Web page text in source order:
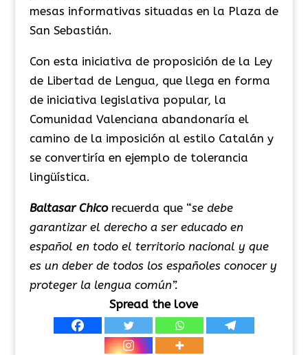
mesas informativas situadas en la Plaza de
San Sebastián.
Con esta iniciativa de proposición de la Ley
de Libertad de Lengua, que llega en forma
de iniciativa legislativa popular, la
Comunidad Valenciana abandonaría el
camino de la imposición al estilo Catalán y
se convertiría en ejemplo de tolerancia
lingüística.
Baltasar Chicorecuerda que “se debe
garantizar el derecho a ser educado en
español en todo el territorio nacional y que
es un deber de todos los españoles conocer y
proteger la lengua común”.
Spread the love